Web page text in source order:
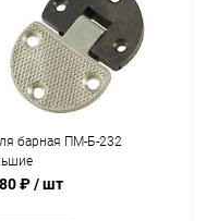
барная ПМ-Б-232
₽/ шт